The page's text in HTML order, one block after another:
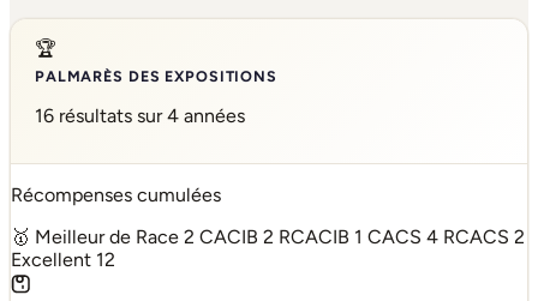
🏆
PALMARÈS DES EXPOSITIONS
16 résultats sur 4 années
Récompenses cumulées
🥇 Meilleur de Race 2 CACIB 2 RCACIB 1 CACS 4 RCACS 2
Excellent 12